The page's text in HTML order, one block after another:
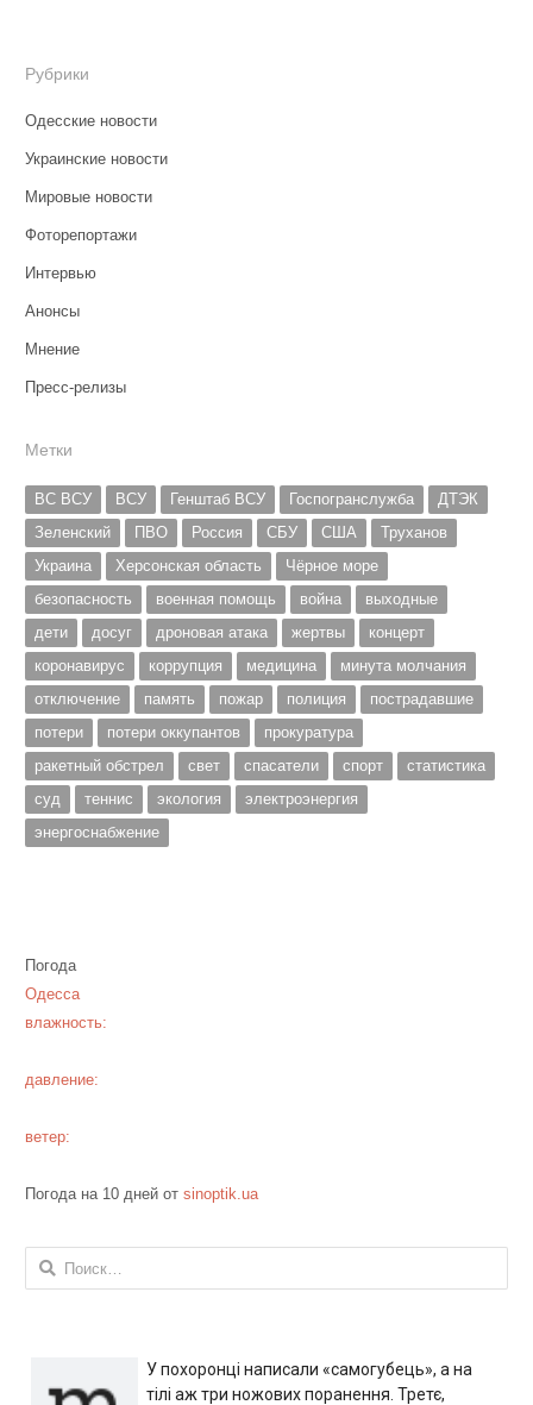
Рубрики
Одесские новости
Украинские новости
Мировые новости
Фоторепортажи
Интервью
Анонсы
Мнение
Пресс-релизы
Метки
ВС ВСУ ВСУ Генштаб ВСУ Госпогранслужба
ДТЭК
Зеленский
ПВО Россия СБУ США
Труханов
Украина
Херсонская область
Чёрное море
безопасность
военная помощь война
выходные
дети
досуг дроновая атака жертвы
концерт
коронавирус
коррупция медицина
минута молчания
отключение
память пожар полиция
пострадавшие
потери
потери оккупантов
прокуратура
ракетный обстрел
свет спасатели спорт
статистика
суд
теннис экология
электроэнергия
энергоснабжение
Погода
Одесса
влажность:
давление:
ветер:
Погода на 10 дней от sinoptik.ua
Найти:
У похоронці написали «самогубець», а на
тілі аж три ножових поранення. Третє,